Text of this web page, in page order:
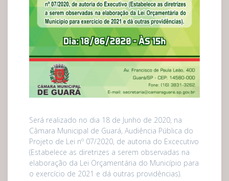
Será realizado no dia 18 de Junho de 2020, na
Câmara Municipal de Guará, Audiência Pública do
Projeto de Lei nº 07/2020, de autoria do Excecutivo
(Estabelece as diretrizes a serem observadas na
elaboração da Lei Orçamentária do Município para
o exercício de 2021 e dá outras providências).